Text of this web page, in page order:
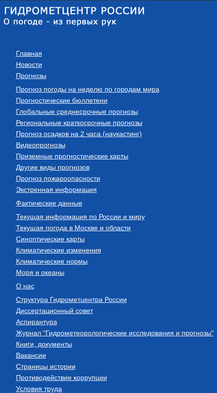
Главная
Новости
Прогнозы
Прогноз погоды на неделю по городам мира
Прогностические бюллетени
Глобальные среднесрочные прогнозы
Региональные краткосрочные прогнозы
Прогноз осадков на 2 часа (наукастинг)
Видеопрогнозы
Приземные прогностические карты
Другие виды прогнозов
Прогноз пожароопасности
Экстренная информация
Фактические данные
Текущая информация по России и миру
Текущая погода в Москве и области
Синоптические карты
Климатические изменения
Климатические нормы
Моря и океаны
О нас
Структура Гидрометцентра России
Диссертационный совет
Аспирантура
Журнал "Гидрометеорологические исследования и прогнозы"
Книги, документы
Вакансии
Страницы истории
Противодействие коррупции
Условия труда